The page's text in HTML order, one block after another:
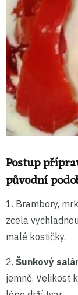
Postup
původní
1. Brambory,
zcela
malé kostičky.
2. Šunkový
jemně. Velikost